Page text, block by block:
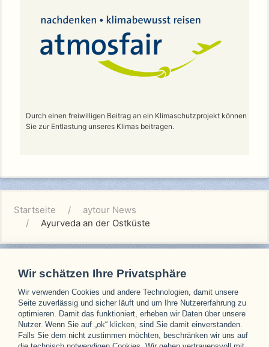
Durch einen freiwilligen Beitrag an ein Klimaschutzprojekt können
Sie zur Entlastung unseres Klimas beitragen.
Startseite
aytour News
Ayurveda an der Ostküste
Unsere Partner
Wir schätzen Ihre Privatsphäre
Wir verwenden Cookies und andere Technologien, damit unsere
Seite zuverlässig und sicher läuft und um Ihre Nutzererfahrung zu
optimieren. Damit das funktioniert, erheben wir Daten über unsere
Nutzer. Wenn Sie auf „ok“ klicken, sind Sie damit einverstanden.
Falls Sie dem nicht zustimmen möchten, beschränken wir uns auf